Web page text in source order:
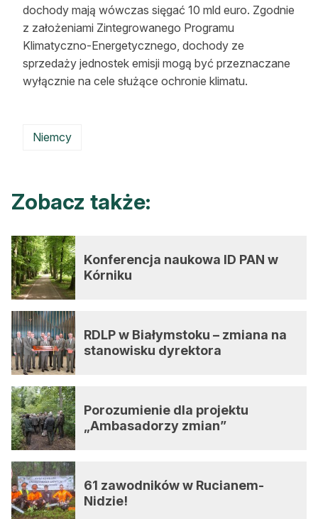
Reklama
Zostań autorem
Archiwum
dochody mają wówczas sięgać 10 mld euro. Zgodnie
z założeniami Zintegrowanego Programu
Klimatyczno-Energetycznego, dochody ze
sprzedaży jednostek emisji mogą być przeznaczane
wyłącznie na cele służące ochronie klimatu.
Niemcy
Zobacz także:
Konferencja naukowa ID PAN w
Kórniku
RDLP w Białymstoku – zmiana na
stanowisku dyrektora
Porozumienie dla projektu
„Ambasadorzy zmian”
61 zawodników w Rucianem-
Nidzie!